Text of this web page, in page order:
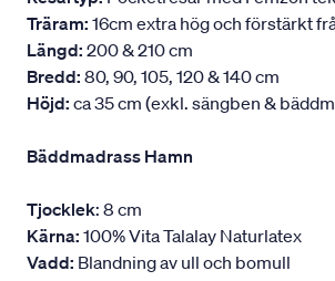
Träram: 16cm extra hög och förstärkt
Längd: 200 & 210 cm
Bredd: 80, 90, 105, 120 & 140 cm
Höjd: ca 35 cm (exkl. sängben &
Bäddmadrass Hamn
Tjocklek: 8 cm
Kärna: 100% Vita Talalay Naturlatex
Vadd: Blandning av ull och bomull